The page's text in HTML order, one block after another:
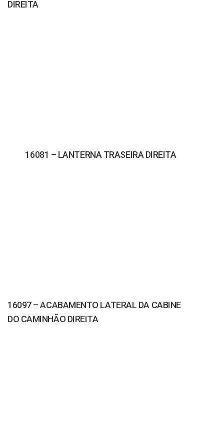
DIREITA
16081 – LANTERNA TRASEIRA DIREITA
16097 – ACABAMENTO LATERAL DA CABINE
DO CAMINHÃO DIREITA